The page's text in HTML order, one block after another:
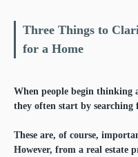
Three Things to
for a Home
When people begin thinking
they often start by searching
These are, of course,
However, from a real estate